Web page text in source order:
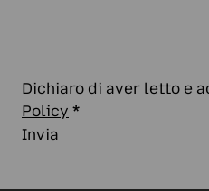
Dichiaro di aver letto e
Policy *
Invia